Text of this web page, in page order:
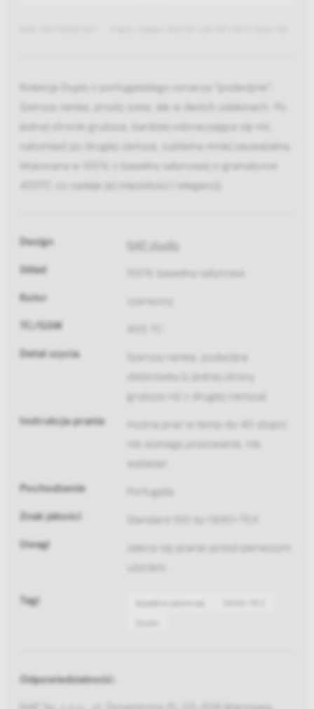
Kolekcja Duplo z portugalskiego oznacza "podwójnie".
Szersza ramka, prosty szew, ale w dwóch odsłonach. Po
jednej stronie grubsza, bardziej odznaczająca się nić,
natomiast po drugiej cieńsza, subtelna mniej zauważalna.
Wykonana w 100% z bawełny satynowej o gramaturze
400TC co nadaje jej mięsistości i elegancji.
Design NAP studio
Skład 100% bawełna satynowa
Kolor czerwony
TC/GSM
Detal szycia
Szersza ramka, podwójna
stebnówka (z jednej strony
grubsza nić z drugiej cieńsza)
Instrukcja prania
można prać w temp do 40 stopni,
nie wymaga prasowania, nie
wybielać
Pochodzenie Portugalia
Znak jakości Standard 100 by OEKO-TEX
Uwagi
zaleca się pranie przed pierwszym
użyciem
Tagi bawełna satynowa
Odpowiedzialność:
NAP Sp. z o.o., ul. Dynamiczna 10, 03-008 Warszawa,